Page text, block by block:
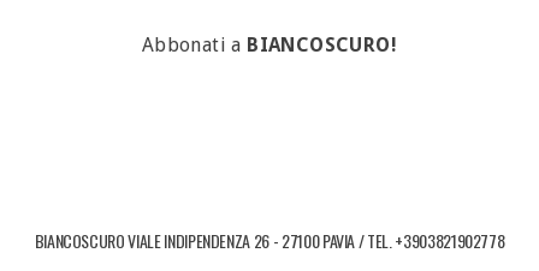
Abbonati a BIANCOSCURO!
BIANCOSCURO VIALE INDIPENDENZA 26 - 27100 PAVIA / TEL. +3903821902778